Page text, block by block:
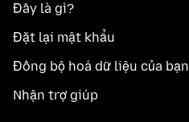
Đây là gì?
Đặt lại mật khẩu
Đồng bộ hoá dữ liệu của bạn
Nhận trợ giúp